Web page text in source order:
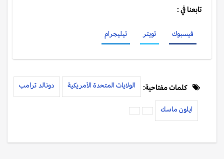
تابعنا في :
فيسبوك تويتر تيليجرام
كلمات مفتاحية: الولايات المتحدة الأمريكية دونالد ترامب
ايلون ماسك